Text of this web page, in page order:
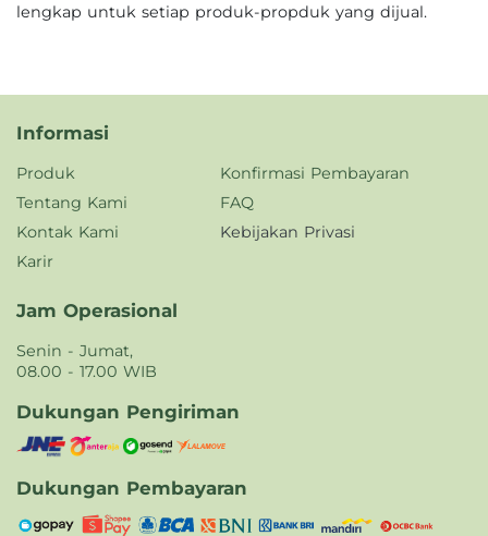
lengkap untuk setiap produk-propduk yang dijual.
Informasi
Produk
Tentang Kami
Kontak Kami
Karir
Konfirmasi Pembayaran
FAQ
Kebijakan Privasi
Jam Operasional
Senin - Jumat,
08.00 - 17.00 WIB
Dukungan Pengiriman
Dukungan Pembayaran